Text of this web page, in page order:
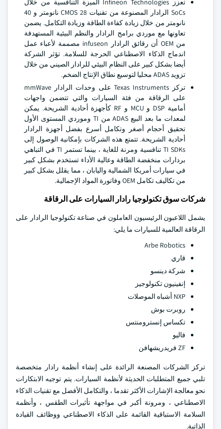
تعزز Infineon Technologies الميزة التنافسية من خلال
SoCs الرادار المصنوعة من تقنيات CMOS 28 نانومتر و 40
نانومتر من خلال زيادة كفاءة الطاقة وزيادة التكامل. يضمن
تعاونها مع موردي برامج الرادار والنظم البيئية المستهدفة
من OEM أن رقائق الرادار infuseon مصممة لأعباء عمل
اندماج الذكاء الاصطناعي الحرجة للسلامة. تؤثر الشركة
أيضا بشكل كبير على النظام البيئي للرادار الصيني من خلال
تزويد ADAS محليا لتوسيع نطاق الإنتاج الضخم.
تركز Texas Instruments على وحدات الرادار mmWave
على الرقاقة من فئة السيارات والتي تتضمن واجهات
أمامية DSP و MCU و RF كأجهزة أحادية الشريحة. يمكن
لمعدات ما بعد البيع ADAS من TI وموردي المستوى الأول
تحقيق أحجام أصغر وتكامل أسرع بفضل أجهزة الرادار
أحادية الشريحة. تتمتع هذه الشركات بإمكانية الوصول إلى
TI SDKs تنافسية ومرنة للغاية ، بينما تستمر TI في التباهي
بردارات منخفضة الطاقة وعالية الأداء تستخدم بشكل كبير
في سيارات أمريكا الشمالية واليابان ، مما يقلل بشكل كبير
من تكاليف تكامل OEM وفاتورة المواد الإجمالية.
شركات سوق تكنولوجيا رادار السيارات على الرقاقة
يشمل اللاعبون الرئيسيون العاملون في صناعة تكنولوجيا الرادار على
الرقاقة العالمية للسيارات ما يلي:
Arbe Robotics
قاري
شركة دينسو
إنفينيون تكنولوجيز
NXP أشباه الموصلات
روبرت بوش
تكساس إنسترومنتس
فاليو
ZF فريدريشهافن
تركز الشركات المصنعة الرائدة على إنشاء أنظمة رادار متخصصة
تلبي جميع المتطلبات الحديثة لأنظمة السيارات. يتم توجيه الابتكارات
نحو معالجة الإشارات الأكثر تقدما ، والتكامل الأفضل مع تقنيات الذكاء
الاصطناعي ، ومرونة أكبر في مواجهة تأثيرات الطقس ، وأنظمة
السلامة الاستباقية القائمة على الذكاء الاصطناعي ووظائف القيادة
الذاتية.